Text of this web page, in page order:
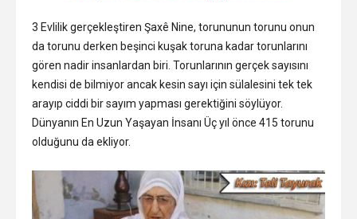
3 Evlilik gerçekleştiren Şaxê Nine, torununun torunu onun
da torunu derken beşinci kuşak toruna kadar torunlarını
gören nadir insanlardan biri. Torunlarının gerçek sayısını
kendisi de bilmiyor ancak kesin sayı için sülalesini tek tek
arayıp ciddi bir sayım yapması gerektiğini söylüyor.
Dünyanın En Uzun Yaşayan İnsanı Üç yıl önce 415 torunu
olduğunu da ekliyor.